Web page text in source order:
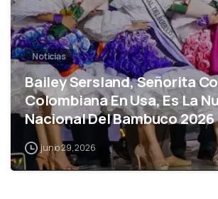
Noticias
Bailey Sersland, Señorita
Colombiana En Usa, Es La
Nacional Del Bambuco 2026
junio 29, 2026